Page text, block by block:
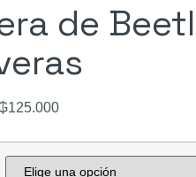
de
125.000